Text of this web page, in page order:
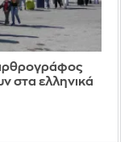
στα ελληνικά